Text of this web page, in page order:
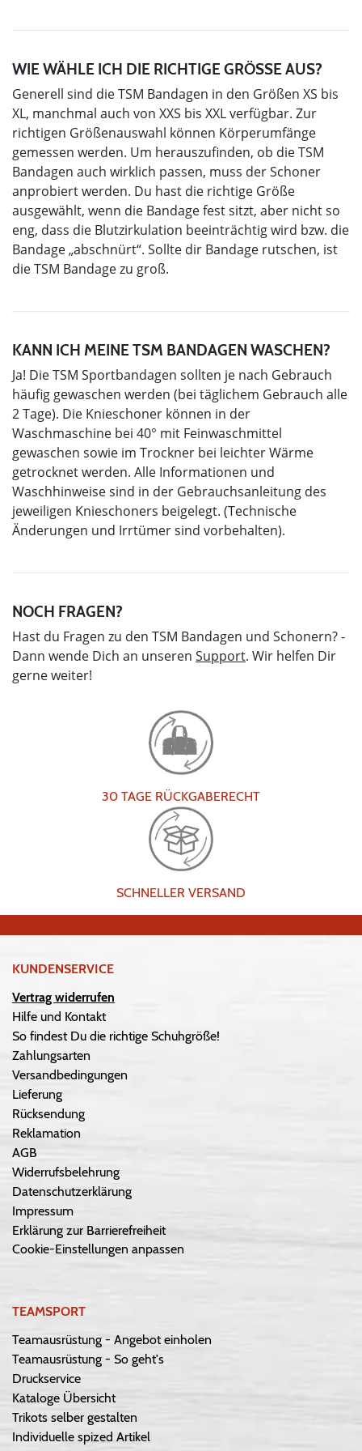
WIE WÄHLE ICH DIE RICHTIGE GRÖSSE AUS?
Generell sind die TSM Bandagen in den Größen XS bis
XL, manchmal auch von XXS bis XXL verfügbar. Zur
richtigen Größenauswahl können Körperumfänge
gemessen werden. Um herauszufinden, ob die TSM
Bandagen auch wirklich passen, muss der Schoner
anprobiert werden. Du hast die richtige Größe
ausgewählt, wenn die Bandage fest sitzt, aber nicht so
eng, dass die Blutzirkulation beeinträchtig wird bzw. die
Bandage „abschnürt“. Sollte dir Bandage rutschen, ist
die TSM Bandage zu groß.
KANN ICH MEINE TSM BANDAGEN WASCHEN?
Ja! Die TSM Sportbandagen sollten je nach Gebrauch
häufig gewaschen werden (bei täglichem Gebrauch alle
2 Tage). Die Knieschoner können in der
Waschmaschine bei 40° mit Feinwaschmittel
gewaschen sowie im Trockner bei leichter Wärme
getrocknet werden. Alle Informationen und
Waschhinweise sind in der Gebrauchsanleitung des
jeweiligen Knieschoners beigelegt. (Technische
Änderungen und Irrtümer sind vorbehalten).
NOCH FRAGEN?
Hast du Fragen zu den TSM Bandagen und Schonern? -
Dann wende Dich an unseren Support. Wir helfen Dir
gerne weiter!
30 TAGE RÜCKGABERECHT
SCHNELLER VERSAND
KUNDENSERVICE
Vertrag widerrufen
Hilfe und Kontakt
So findest Du die richtige Schuhgröße!
Zahlungsarten
Versandbedingungen
Lieferung
Rücksendung
Reklamation
AGB
Widerrufsbelehrung
Datenschutzerklärung
Impressum
Erklärung zur Barrierefreiheit
Cookie-Einstellungen anpassen
TEAMSPORT
Teamausrüstung - Angebot einholen
Teamausrüstung - So geht's
Druckservice
Kataloge Übersicht
Trikots selber gestalten
Individuelle spized Artikel